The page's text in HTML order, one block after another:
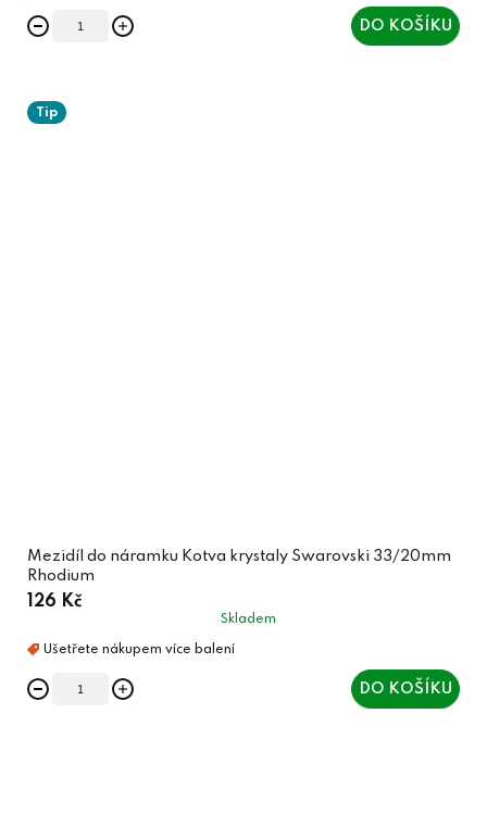
DO KOŠÍKU
Tip
Mezidíl do náramku Kotva krystaly Swarovski 33/20mm
Rhodium
126 Kč
Skladem
DO KOŠÍKU